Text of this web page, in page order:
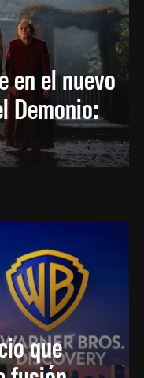
en el nuevo
Demonio:
que